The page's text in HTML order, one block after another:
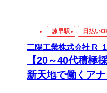
諫早駅 日払い
三陽工業株式会社
【20～40代積極
新天地で働くア